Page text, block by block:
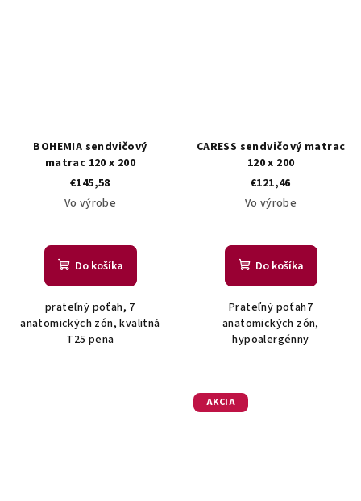
BOHEMIA sendvičový
matrac 120 x 200
€145,58
Vo výrobe
Do košíka
prateľný poťah, 7
anatomických zón, kvalitná
T25 pena
CARESS sendvičový matrac
120 x 200
€121,46
Vo výrobe
Do košíka
Prateľný poťah7
anatomických zón,
hypoalergénny
AKCIA